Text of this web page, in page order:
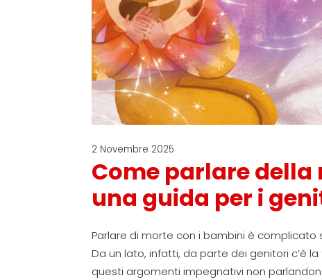
2 Novembre 2025
Come parlare
una guida per i
Parlare di morte con i bambini è complicato
Da un lato, infatti, da parte dei genitori c’è
questi argomenti impegnativi non parla